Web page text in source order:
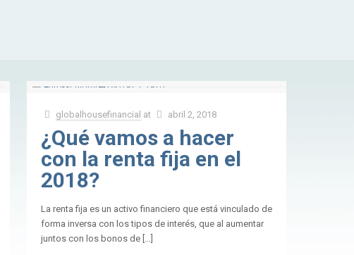
globalhousefinancial at abril 2, 2018
¿Qué vamos a hacer
con la renta fija en el
2018?
La renta fija es un activo financiero que está vinculado de
forma inversa con los tipos de interés, que al aumentar
juntos con los bonos de […]